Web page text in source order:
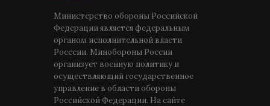
Министерство обороны Российской
Федерации является федеральным
органом исполнительной власти
Росссии. Минобороны России
организует военную политику и
осуществляющий государственное
управление в области обороны
Российской Федерации. На сайте